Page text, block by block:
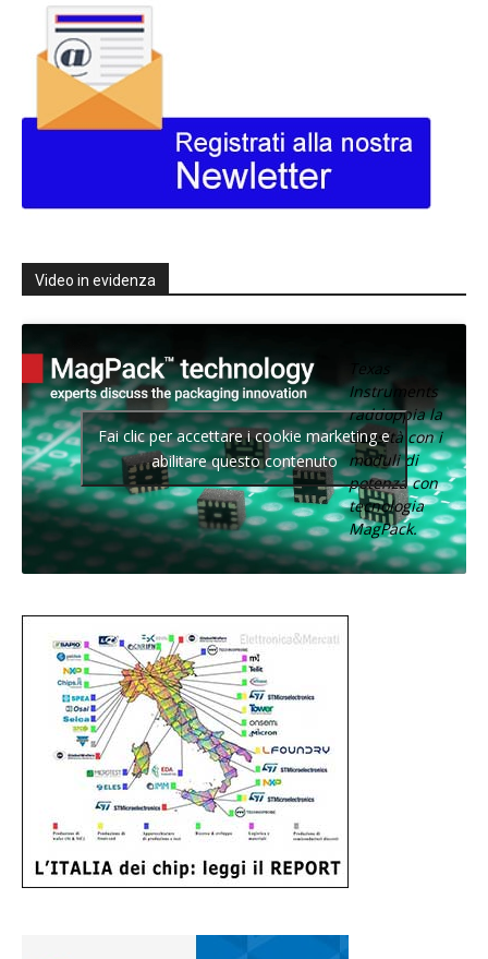
Video in evidenza
Texas
Instruments
raddoppia la
densità con i
moduli di
potenza con
tecnologia
MagPack.
Fai clic per accettare i cookie marketing e
abilitare questo contenuto